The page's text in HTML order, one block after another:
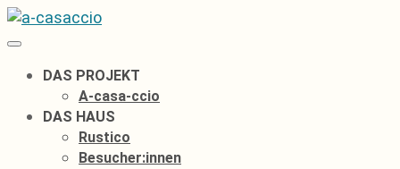
Zum
Inhalt
DAS PROJEKT
A-casa-ccio
DAS HAUS
Rustico
Besucher:innen